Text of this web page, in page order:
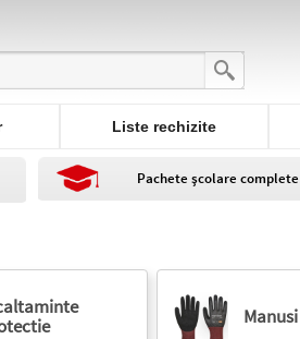
Liste rechizite
Pachete școlare complete